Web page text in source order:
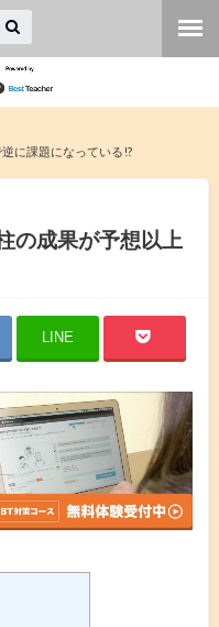
に課題になっている!?
の成果が予想以上
LINE